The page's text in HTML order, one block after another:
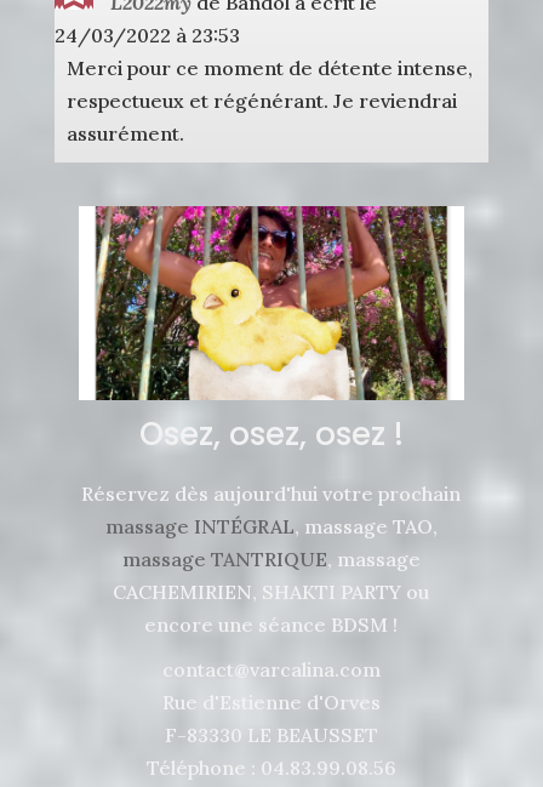
24/03/2022 à 23:53
Merci pour ce moment de détente intense,
respectueux et régénérant. Je reviendrai
assurément.
Osez, osez, osez !
Réservez dès aujourd'hui votre prochain
massage INTÉGRAL, massage TAO,
massage TANTRIQUE, massage
CACHEMIRIEN, SHAKTI PARTY ou
encore une séance BDSM !
contact@varcalina.com
Rue d'Estienne d'Orves
F-83330 LE BEAUSSET
Téléphone : 04.83.99.08.56